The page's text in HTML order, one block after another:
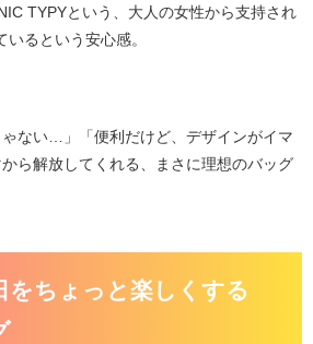
TYPYという、大人の女性から支持され
るという安心感。
ゃない…」「便利だけど、デザインがイマ
ら解放してくれる、まさに理想のバッグ
をちょっと楽しくする